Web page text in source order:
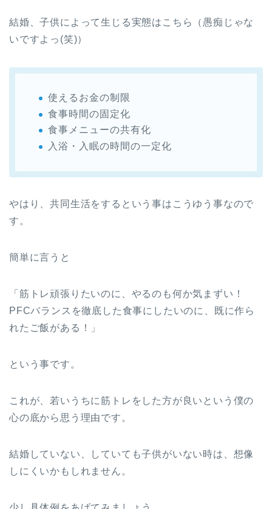
結婚、子供によって生じる実態はこちら（愚痴じゃな
いですよっ(笑)）
使えるお金の制限
食事時間の固定化
食事メニューの共有化
入浴・入眠の時間の一定化
やはり、共同生活をするという事はこうゆう事なので
す。
簡単に言うと
「筋トレ頑張りたいのに、やるのも何か気まずい！
PFCバランスを徹底した食事にしたいのに、既に作ら
れたご飯がある！」
という事です。
これが、若いうちに筋トレをした方が良いという僕の
心の底から思う理由です。
結婚していない、していても子供がいない時は、想像
しにくいかもしれません。